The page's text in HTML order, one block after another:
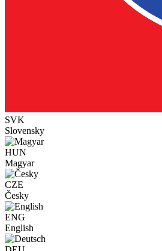
SVK
Slovensky
HUN
Magyar
CZE
Česky
ENG
English